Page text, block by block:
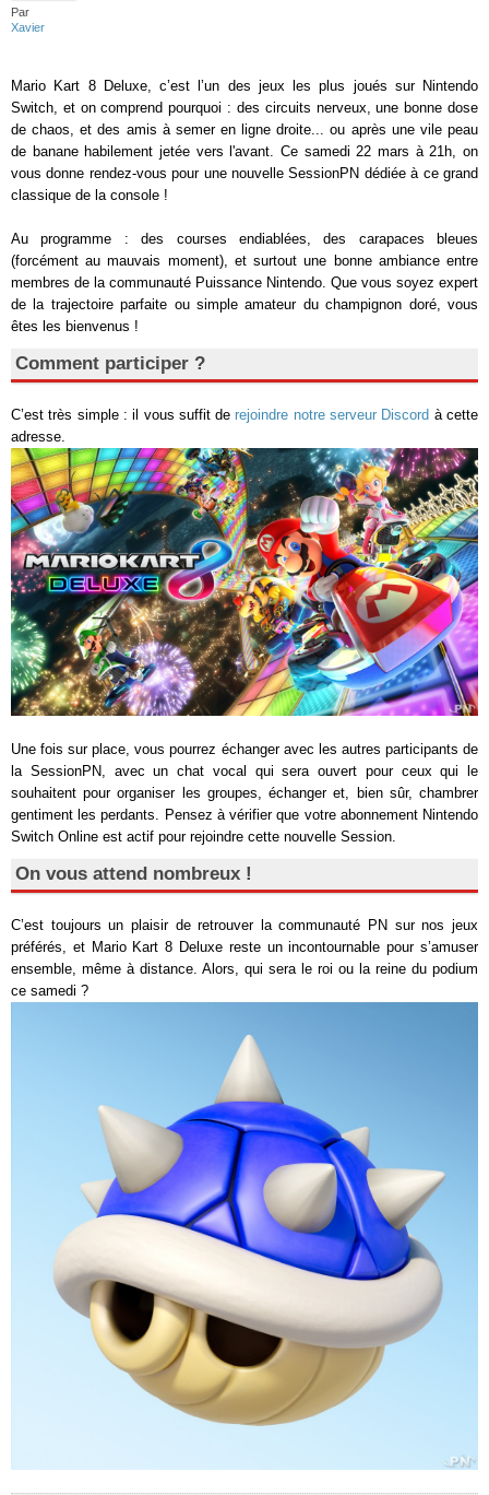
Par
Xavier
Mario Kart 8 Deluxe, c’est l’un des jeux les plus joués sur Nintendo
Switch, et on comprend pourquoi : des circuits nerveux, une bonne dose
de chaos, et des amis à semer en ligne droite... ou après une vile peau
de banane habilement jetée vers l'avant. Ce samedi 22 mars à 21h, on
vous donne rendez-vous pour une nouvelle SessionPN dédiée à ce grand
classique de la console !
Au programme : des courses endiablées, des carapaces bleues
(forcément au mauvais moment), et surtout une bonne ambiance entre
membres de la communauté Puissance Nintendo. Que vous soyez expert
de la trajectoire parfaite ou simple amateur du champignon doré, vous
êtes les bienvenus !
Comment participer ?
C’est très simple : il vous suffit derejoindre notre serveur Discord à cette
adresse.
Une fois sur place, vous pourrez échanger avec les autres participants de
la SessionPN, avec un chat vocal qui sera ouvert pour ceux qui le
souhaitent pour organiser les groupes, échanger et, bien sûr, chambrer
gentiment les perdants. Pensez à vérifier que votre abonnement Nintendo
Switch Online est actif pour rejoindre cette nouvelle Session.
On vous attend nombreux !
C’est toujours un plaisir de retrouver la communauté PN sur nos jeux
préférés, et Mario Kart 8 Deluxe reste un incontournable pour s’amuser
ensemble, même à distance. Alors, qui sera le roi ou la reine du podium
ce samedi ?